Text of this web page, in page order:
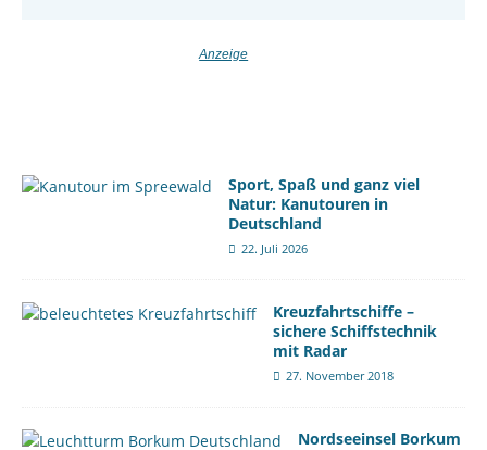
Sport, Spaß und ganz viel
Natur: Kanutouren in
Deutschland
22. Juli 2026
Kreuzfahrtschiffe –
sichere Schiffstechnik
mit Radar
27. November 2018
Nordseeinsel Borkum